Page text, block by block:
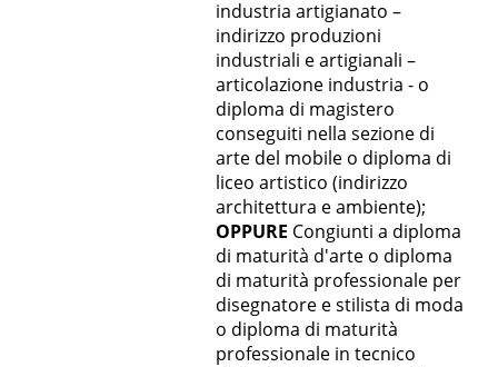
industria artigianato –
indirizzo produzioni
industriali e artigianali –
articolazione industria - o
diploma di magistero
conseguiti nella sezione di
arte del mobile o diploma di
liceo artistico (indirizzo
architettura e ambiente);
OPPURE Congiunti a diploma
di maturità d'arte o diploma
di maturità professionale per
disegnatore e stilista di moda
o diploma di maturità
professionale in tecnico